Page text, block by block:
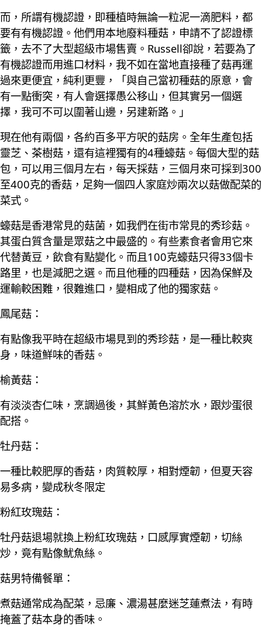
而，所謂有機認證，即種植時無論一粒泥一滴肥料，都
要有有機認證。他們用本地廢料種菇，申請不了認證標
籤，去不了大型超級市場售賣。Russell卻說，若要為了
有機認證而用進口材料，我不如在當地直接種了菇再運
過來更便宜，純利更豐，「與自己當初種菇的原意，會
有一點衝突，有人會選擇愚公移山，但其實另一個選
擇，我可不可以圍著山邊，另建新路。」
現在他有兩個，各約百多平方呎的菇房。全年生產包括
靈芝、茶樹菇，還有這裡獨有的4種蠔菇。每個大型的菇
包，可以用三個月左右，每天採菇，三個月來可採到300
至400克的香菇，足夠一個四人家庭炒兩次以菇做配菜的
菜式。
蠔菇是香港常見的菇菌，如我們在街市常見的秀珍菇。
其蛋白質含量是眾菇之中最盛的。有些素食者會用它來
代替黃豆，飲食有點變化。而且100克蠔菇只得33個卡
路里，也是減肥之選。而且他種的四種菇，因為保鮮及
運輸較困難，很難進口，變相成了他的獨家菇。
鳳尾菇：
有點像我平時在超級市場見到的秀珍菇，是一種比較爽
身，味道鮮味的香菇。
榆黃菇：
有淡淡杏仁味，烹調過後，其鮮黃色溶於水，跟炒蛋很
配搭。
牡丹菇：
一種比較肥厚的香菇，肉質較厚，相對煙韌，但夏天容
易多病，變成秋冬限定
粉紅玫瑰菇：
牡丹菇退場就換上粉紅玫瑰菇，口感厚實煙韌，切絲
炒，竟有點像魷魚絲。
菇男特備餐單：
煮菇通常成為配菜，忌廉、濃湯甚麼迷芝蓮煮法，有時
掩蓋了菇本身的香味。